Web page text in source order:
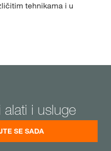
tehnikama i u
alati i usluge
SE SADA